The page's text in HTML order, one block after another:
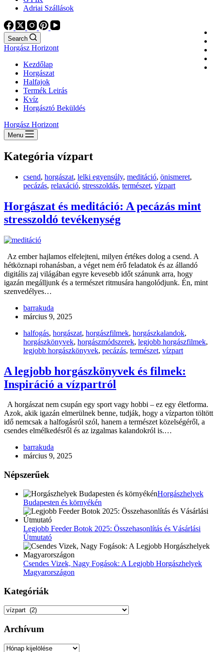
Adriai Szállások
Search
Horgász Horizont
Kezdőlap
Horgászat
Halfajok
Termék Leirás
Kvíz
Horgásztó Beküldés
Horgász Horizont
Menu
Kategória vízpart
csend, horgászat, lelki egyensúly, meditáció, önismeret,
pecázás, relaxáció, stresszoldás, természet, vízpart
Horgászat és meditáció: A pecázás mint
stresszoldó tevékenység
Az ember hajlamos elfelejteni, milyen értékes dolog a csend. A
hétköznapi rohanásban, a véget nem érő feladatok és az állandó
digitális zaj világában egyre kevesebb időt szánunk arra, hogy
igazán megálljunk és a természet ritmusára hangolódjunk. Én, mint
szenvedélyes…
barrakuda
március 9, 2025
halfogás, horgászat, horgászfilmek, horgászkalandok,
horgászkönyvek, horgászmódszerek, legjobb horgászfilmek,
legjobb horgászkönyvek, pecázás, természet, vízpart
A legjobb horgászkönyvek és filmek:
Inspiráció a vízpartról
A horgászat nem csupán egy sport vagy hobbi – ez egy életforma.
Azok, akik igazán elmerülnek benne, tudják, hogy a vízparton töltött
idő nemcsak a halfogásról szól, hanem a természet közelségéről, a
csendes elmélkedésről és az izgalmas kalandokról is.…
barrakuda
március 9, 2025
Népszerűek
Horgászhelyek
Budapesten és környékén
Legjobb Feeder Botok 2025: Összehasonlítás és Vásárlási
Útmutató
Csendes Vizek, Nagy Fogások: A Legjobb Horgászhelyek
Magyarországon
Kategóriák
Kategóriák
Archívum
Archívum